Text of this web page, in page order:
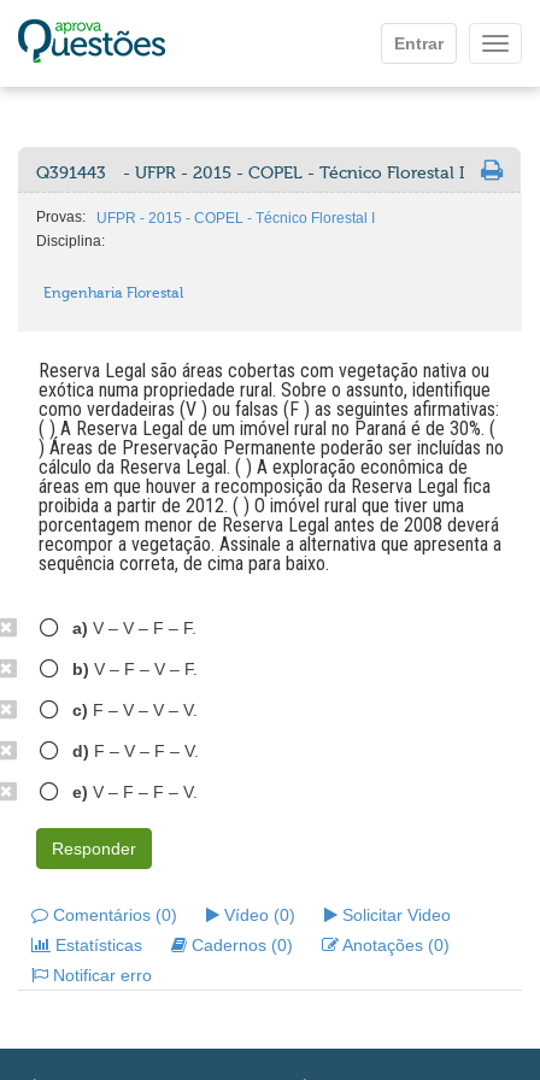
Entrar
Q391443 - UFPR - 2015 - COPEL - Técnico Florestal I
Provas:
UFPR - 2015 - COPEL - Técnico Florestal I
Disciplina:
Engenharia Florestal
Reserva Legal são áreas cobertas com vegetação nativa ou
exótica numa propriedade rural. Sobre o assunto, identifique
como verdadeiras (V ) ou falsas (F ) as seguintes afirmativas:
( ) A Reserva Legal de um imóvel rural no Paraná é de 30%. (
) Áreas de Preservação Permanente poderão ser incluídas no
cálculo da Reserva Legal. ( ) A exploração econômica de
áreas em que houver a recomposição da Reserva Legal fica
proibida a partir de 2012. ( ) O imóvel rural que tiver uma
porcentagem menor de Reserva Legal antes de 2008 deverá
recompor a vegetação. Assinale a alternativa que apresenta a
sequência correta, de cima para baixo.
a) V – V – F – F.
b) V – F – V – F.
c) F – V – V – V.
d) F – V – F – V.
e) V – F – F – V.
Responder
Comentários (0) Vídeo (0)
Solicitar Video
Estatísticas
Cadernos (0)
Anotações (0)
Notificar erro